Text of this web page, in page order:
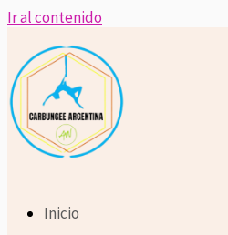
Ir al contenido
Inicio